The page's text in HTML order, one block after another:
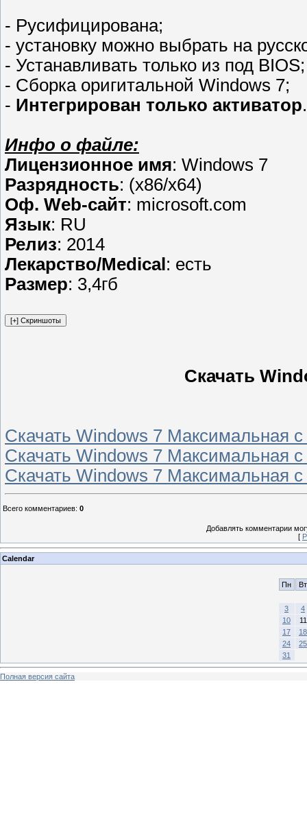
- Русифицирована;
- установку можно выбрать на
- Устанавливать только из под BIOS;
- Сборка оригитальной Windows 7;
- Интегрирован только активатор.
Инфо о файле:
Лицензионное имя: Windows 7
Разрядность: (x86/x64)
Оф. Web-сайт: microsoft.com
Язык: RU
Релиз: 2014
Лекарство/Medical : есть
Размер: 3,4гб
Скачать
Скачать Windows 7 Максимальная
Скачать Windows 7 Максимальная
Скачать Windows 7 Максимальная
Всего комментариев: 0
Добавлять комментарии
[
Calendar
Пн Вт
3
4
10
11
17
18
24
25
31
Полная версия сайта